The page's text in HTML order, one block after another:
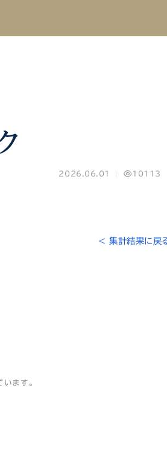
2026.06.01 10113
< 集計結果に戻
ます。